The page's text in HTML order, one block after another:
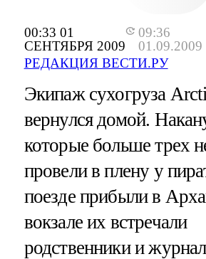
00:33 01
СЕНТЯБРЯ 2009
09:36
01.09.2009
РЕДАКЦИЯ ВЕСТИ.РУ
Экипаж сухогруза
вернулся домой.
которые больше трех
провели в плену у
поезде прибыли в
вокзале их встречали
родственники и